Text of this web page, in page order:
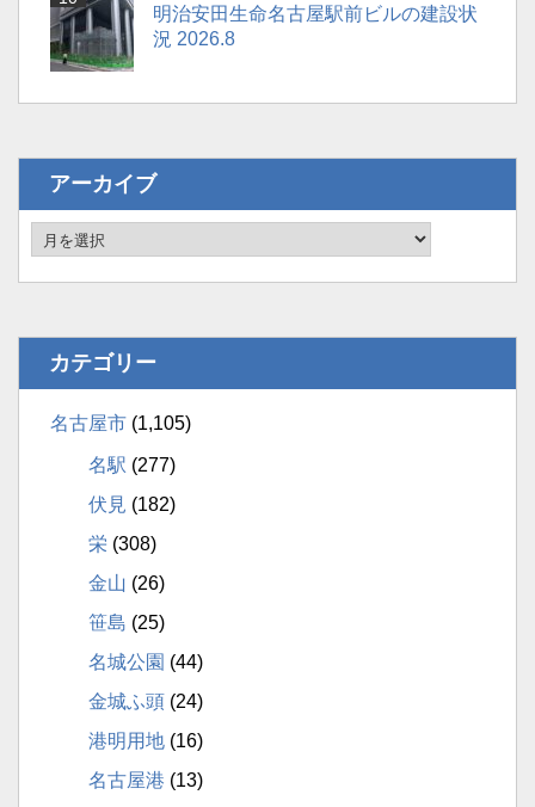
明治安田生命名古屋駅前ビルの建設状
況 2026.8
アーカイブ
カテゴリー
名古屋市 (1,105)
名駅 (277)
伏見 (182)
栄 (308)
金山 (26)
笹島 (25)
名城公園 (44)
金城ふ頭 (24)
港明用地 (16)
名古屋港 (13)